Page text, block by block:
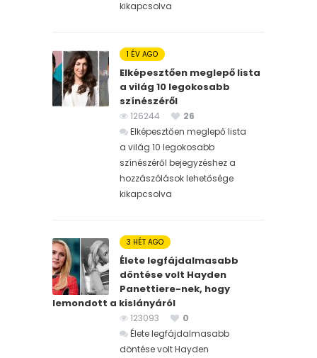
kikapcsolva
1 ÉV AGO
Elképesztően meglepő lista
a világ 10 legokosabb
színészéről
126244
26
Elképesztően meglepő lista
a világ 10 legokosabb
színészéről bejegyzéshez a
hozzászólások lehetősége
kikapcsolva
3 HÉT AGO
Élete legfájdalmasabb
döntése volt Hayden
Panettiere-nek, hogy
lemondott a kislányáról
123093
0
Élete legfájdalmasabb
döntése volt Hayden